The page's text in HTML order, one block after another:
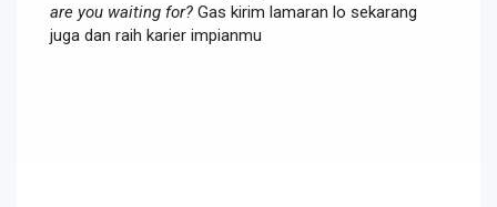
are you waiting for? Gas kirim lamaran lo sekarang
juga dan raih karier impianmu